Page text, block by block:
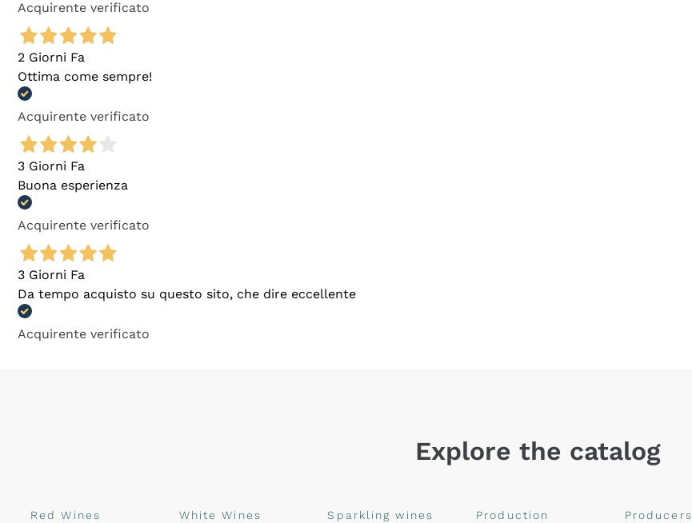
Acquirente verificato
2 Giorni Fa
Ottima come sempre!
Acquirente verificato
3 Giorni Fa
Buona esperienza
Acquirente verificato
3 Giorni Fa
Da tempo acquisto su questo sito, che dire eccellente
Acquirente verificato
Explore the catalog
Red Wines White Wines Sparkling wines
Production
Producers